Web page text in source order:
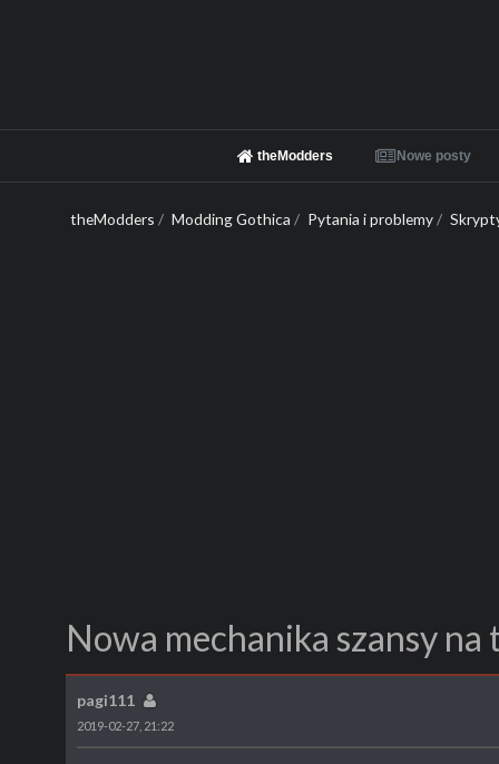
theModders Nowe posty
theModders / Modding Gothica / Pytania i problemy/
pagi111
2019-02-27, 21:22